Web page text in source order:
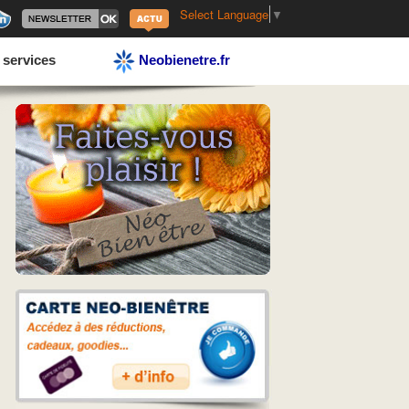
Select Language ▼
services Neobienetre.fr